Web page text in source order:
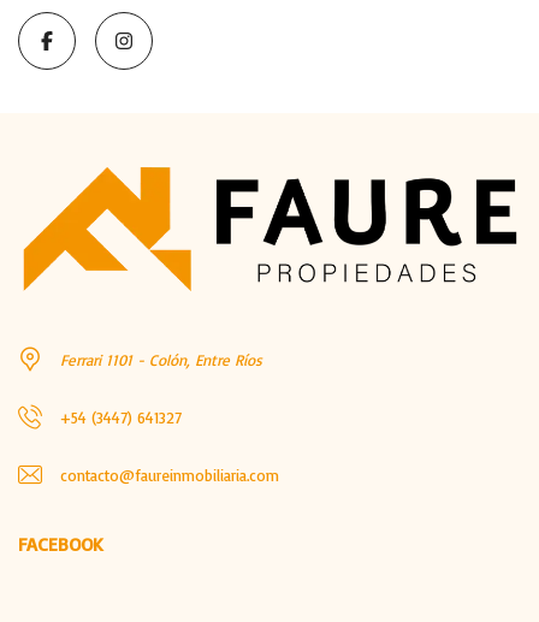
Ferrari 1101 - Colón, Entre Ríos
+54 (3447) 641327
contacto@faureinmobiliaria.com
FACEBOOK